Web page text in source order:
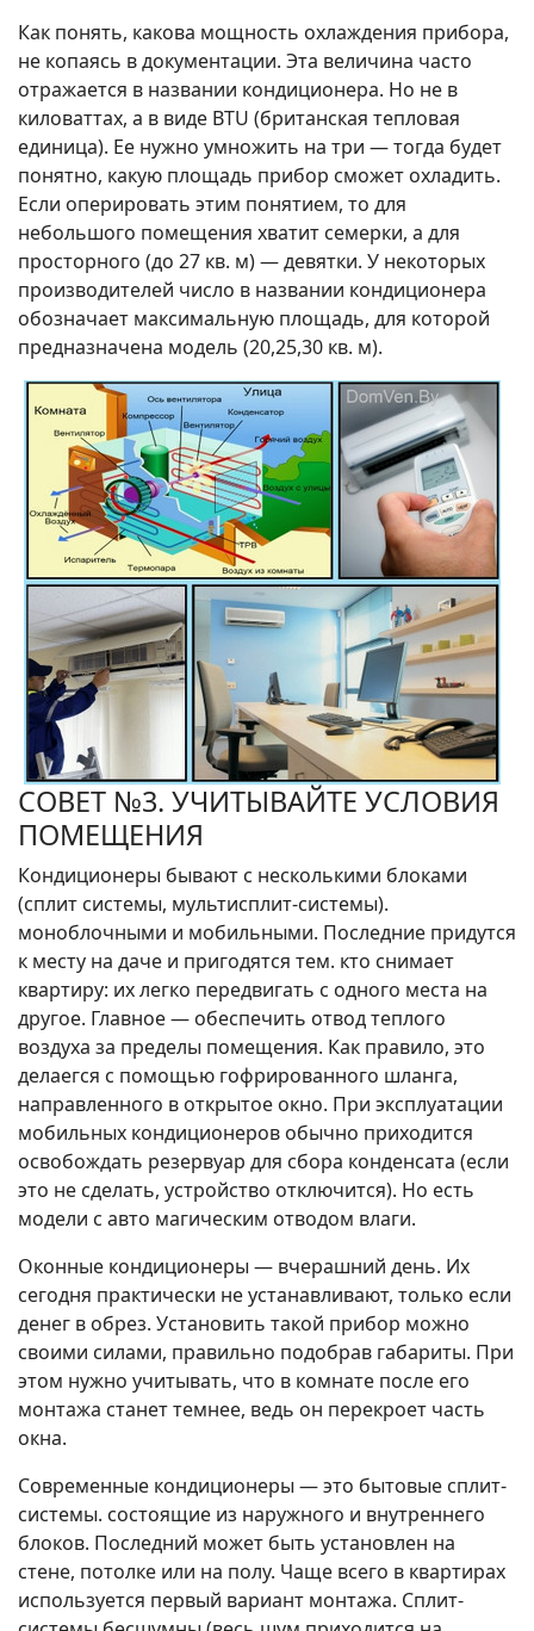
Как понять, какова мощность охлаждения прибора,
не копаясь в документации. Эта величина часто
отражается в названии кондиционера. Но не в
киловаттах, а в виде BTU (британская тепловая
единица). Ее нужно умножить на три — тогда будет
понятно, какую площадь прибор сможет охладить.
Если оперировать этим понятием, то для
небольшого помещения хватит семерки, а для
просторного (до 27 кв. м) — девятки. У некоторых
производителей число в названии кондиционера
обозначает максимальную площадь, для которой
предназначена модель (20,25,30 кв. м).
СОВЕТ №3. УЧИТЫВАЙТЕ УСЛОВИЯ
ПОМЕЩЕНИЯ
Кондиционеры бывают с несколькими блоками
(сплит системы, мультисплит-системы).
моноблочными и мобильными. Последние придутся
к месту на даче и пригодятся тем. кто снимает
квартиру: их легко передвигать с одного места на
другое. Главное — обеспечить отвод теплого
воздуха за пределы помещения. Как правило, это
делаегся с помощью гофрированного шланга,
направленного в открытое окно. При эксплуатации
мобильных кондиционеров обычно приходится
освобождать резервуар для сбора конденсата (если
это не сделать, устройство отключится). Но есть
модели с авто магическим отводом влаги.
Оконные кондиционеры — вчерашний день. Их
сегодня практически не устанавливают, только если
денег в обрез. Установить такой прибор можно
своими силами, правильно подобрав габариты. При
этом нужно учитывать, что в комнате после его
монтажа станет темнее, ведь он перекроет часть
окна.
Современные кондиционеры — это бытовые сплит-
системы. состоящие из наружного и внутреннего
блоков. Последний может быть установлен на
стене, потолке или на полу. Чаще всего в квартирах
используется первый вариант монтажа. Сплит-